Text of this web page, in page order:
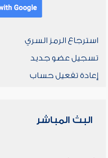
استرجاع الرمز السري
تسجيل عضو جديد
إعادة تفعيل حساب
البث المباشر